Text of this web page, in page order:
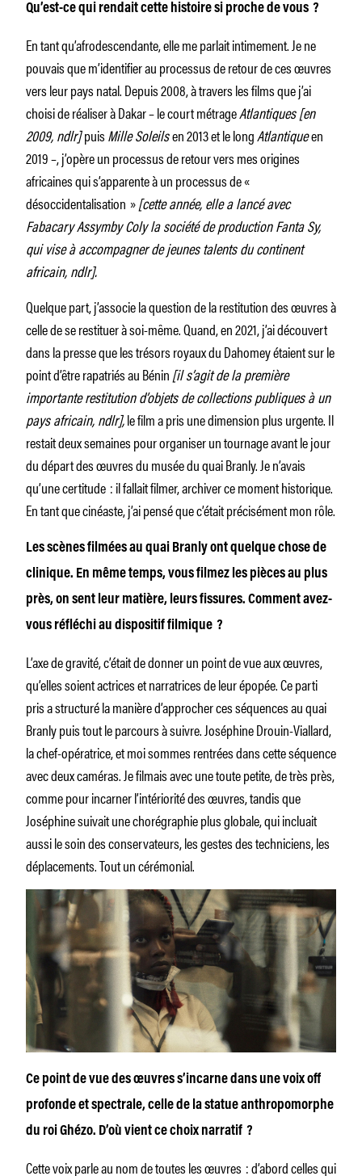
Qu’est-ce qui rendait cette histoire si proche de vous ?
En tant qu’afrodescendante, elle me parlait intimement. Je ne
pouvais que m’identifier au processus de retour de ces œuvres
vers leur pays natal. Depuis 2008, à travers les films que j’ai
choisi de réaliser à Dakar – le court métrageAtlantiques [en
2009, ndlr]puisMille Soleilsen 2013 et le longAtlantiqueen
2019 –, j’opère un processus de retour vers mes origines
africaines qui s’apparente à un processus de «
désoccidentalisation »[cette année, elle a lancé avec
Fabacary Assymby Coly la société de production Fanta Sy,
qui vise à accompagner de jeunes talents du continent
africain, ndlr].
Quelque part, j’associe la question de la restitution des œuvres à
celle de se restituer à soi-même. Quand, en 2021, j’ai découvert
dans la presse que les trésors royaux du Dahomey étaient sur le
point d’être rapatriés au Bénin[il s’agit de la première
importante restitution d’objets de collections publiques à un
pays africain, ndlr],le film a pris une dimension plus urgente. Il
restait deux semaines pour organiser un tournage avant le jour
du départ des œuvres du musée du quai Branly. Je n’avais
qu’une certitude : il fallait filmer, archiver ce moment historique.
En tant que cinéaste, j’ai pensé que c’était précisément mon rôle.
Les scènes filmées au quai Branly ont quelque chose de
clinique. En même temps, vous filmez les pièces au plus
près, on sent leur matière, leurs fissures. Comment avez-
vous réfléchi au dispositif filmique ?
L’axe de gravité, c’était de donner un point de vue aux œuvres,
qu’elles soient actrices et narratrices de leur épopée. Ce parti
pris a structuré la manière d’approcher ces séquences au quai
Branly puis tout le parcours à suivre. Joséphine Drouin-Viallard,
la chef-opératrice, et moi sommes rentrées dans cette séquence
avec deux caméras. Je filmais avec une toute petite, de très près,
comme pour incarner l’intériorité des œuvres, tandis que
Joséphine suivait une chorégraphie plus globale, qui incluait
aussi le soin des conservateurs, les gestes des techniciens, les
déplacements. Tout un cérémonial.
Ce point de vue des œuvres s’incarne dans une voix off
profonde et spectrale, celle de la statue anthropomorphe
du roi Ghézo. D’où vient ce choix narratif ?
Cette voix parle au nom de toutes les œuvres : d’abord celles qui